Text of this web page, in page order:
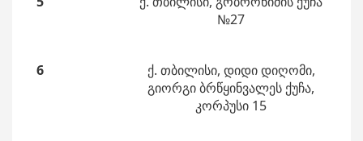
№27
6
ქ. თბილისი, დიდი დიღომი,
გიორგი ბრწყინვალეს ქუჩა,
კორპუსი 15